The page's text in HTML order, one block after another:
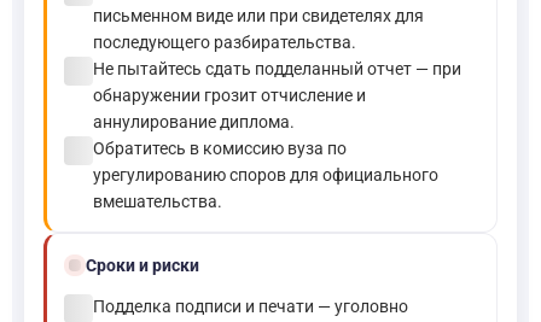
письменном виде или при свидетелях для
последующего разбирательства.
Не пытайтесь сдать подделанный отчет — при
обнаружении грозит отчисление и
аннулирование диплома.
Обратитесь в комиссию вуза по
урегулированию споров для официального
вмешательства.
schedule Сроки и риски
Подделка подписи и печати — уголовно